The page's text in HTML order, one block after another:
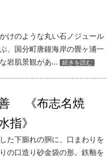
けのような丸い石ノジュール
、国分町唐鐘海岸の畳ヶ浦一
岩肌景観があ...
続きを読む
善 《布志名焼
指》
た下膨れの胴に、口まわりを
の口造り砂金袋の形。鉄釉を